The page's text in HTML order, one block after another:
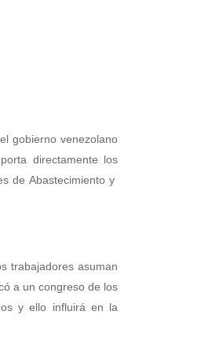
gobierno venezolano
directamente los
de Abastecimiento y
trabajadores asuman
a un congreso de los
y ello influirá en la